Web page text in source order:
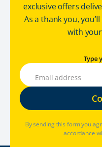
exclusive offers
As a thank you,
with
Type
By sending this form you
accordance